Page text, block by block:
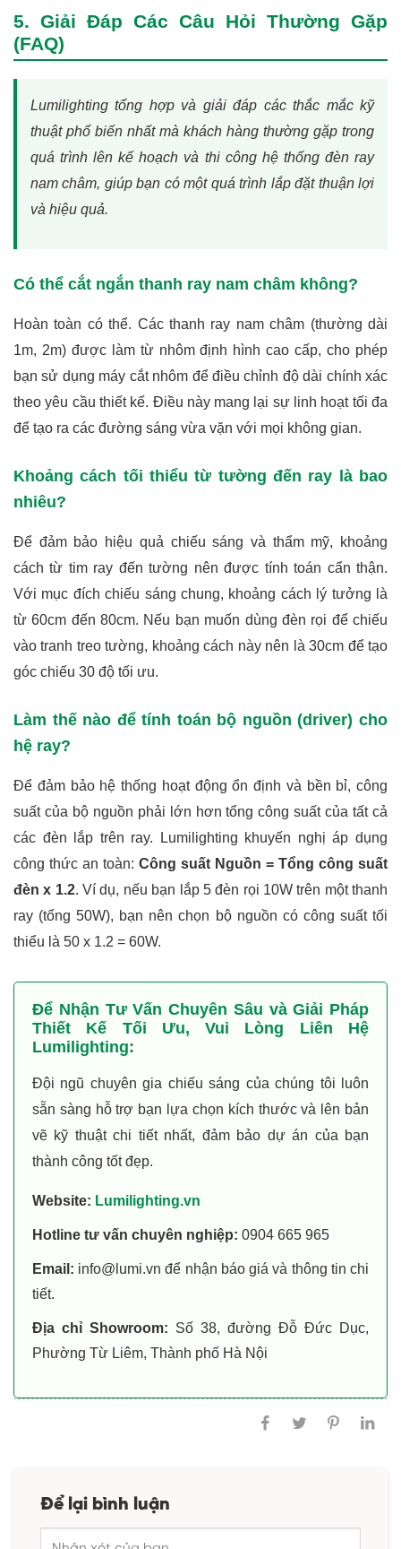
5. Giải Đáp Các Câu Hỏi Thường Gặp
(FAQ)
Lumilighting tổng hợp và giải đáp các thắc mắc kỹ
thuật phổ biến nhất mà khách hàng thường gặp trong
quá trình lên kế hoạch và thi công hệ thống đèn ray
nam châm, giúp bạn có một quá trình lắp đặt thuận lợi
và hiệu quả.
Có thể cắt ngắn thanh ray nam châm không?
Hoàn toàn có thể. Các thanh ray nam châm (thường dài
1m, 2m) được làm từ nhôm định hình cao cấp, cho phép
bạn sử dụng máy cắt nhôm để điều chỉnh độ dài chính xác
theo yêu cầu thiết kế. Điều này mang lại sự linh hoạt tối đa
để tạo ra các đường sáng vừa vặn với mọi không gian.
Khoảng cách tối thiểu từ tường đến ray là bao
nhiêu?
Để đảm bảo hiệu quả chiếu sáng và thẩm mỹ, khoảng
cách từ tim ray đến tường nên được tính toán cẩn thận.
Với mục đích chiếu sáng chung, khoảng cách lý tưởng là
từ 60cm đến 80cm. Nếu bạn muốn dùng đèn rọi để chiếu
vào tranh treo tường, khoảng cách này nên là 30cm để tạo
góc chiếu 30 độ tối ưu.
Làm thế nào để tính toán bộ nguồn (driver) cho
hệ ray?
Để đảm bảo hệ thống hoạt động ổn định và bền bỉ, công
suất của bộ nguồn phải lớn hơn tổng công suất của tất cả
các đèn lắp trên ray. Lumilighting khuyến nghị áp dụng
công thức an toàn: Công suất Nguồn = Tổng công suất
đèn x 1.2. Ví dụ, nếu bạn lắp 5 đèn rọi 10W trên một thanh
ray (tổng 50W), bạn nên chọn bộ nguồn có công suất tối
thiểu là 50 x 1.2 = 60W.
Để Nhận Tư Vấn Chuyên Sâu và Giải Pháp
Thiết Kế Tối Ưu, Vui Lòng Liên Hệ
Lumilighting:
Đội ngũ chuyên gia chiếu sáng của chúng tôi luôn
sẵn sàng hỗ trợ bạn lựa chọn kích thước và lên bản
vẽ kỹ thuật chi tiết nhất, đảm bảo dự án của bạn
thành công tốt đẹp.
Website: Lumilighting.vn
Hotline tư vấn chuyên nghiệp: 0904 665 965
Email: info@lumi.vn để nhận báo giá và thông tin chi
tiết.
Địa chỉ Showroom: Số 38, đường Đỗ Đức Dục,
Phường Từ Liêm, Thành phố Hà Nội
Để lại bình luận